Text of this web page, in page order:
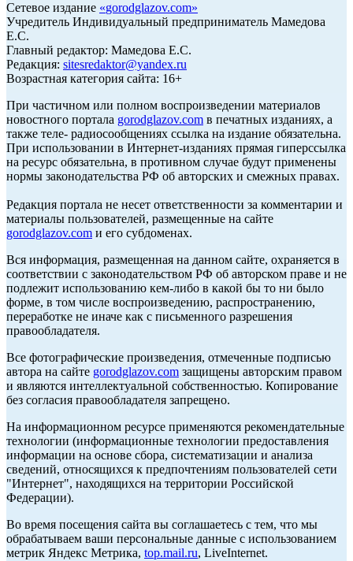
Сетевое издание «gorodglazov.com»
Учредитель Индивидуальный предприниматель Мамедова
Е.С.
Главный редактор: Мамедова Е.С.
Редакция: sitesredaktor@yandex.ru
Возрастная категория сайта: 16+
При частичном или полном воспроизведении материалов
новостного портала gorodglazov.com в печатных изданиях, а
также теле- радиосообщениях ссылка на издание обязательна.
При использовании в Интернет-изданиях прямая гиперссылка
на ресурс обязательна, в противном случае будут применены
нормы законодательства РФ об авторских и смежных правах.
Редакция портала не несет ответственности за комментарии и
материалы пользователей, размещенные на сайте
gorodglazov.com и его субдоменах.
Вся информация, размещенная на данном сайте, охраняется в
соответствии с законодательством РФ об авторском праве и не
подлежит использованию кем-либо в какой бы то ни было
форме, в том числе воспроизведению, распространению,
переработке не иначе как с письменного разрешения
правообладателя.
Все фотографические произведения, отмеченные подписью
автора на сайте gorodglazov.com защищены авторским правом
и являются интеллектуальной собственностью. Копирование
без согласия правообладателя запрещено.
На информационном ресурсе применяются рекомендательные
технологии (информационные технологии предоставления
информации на основе сбора, систематизации и анализа
сведений, относящихся к предпочтениям пользователей сети
"Интернет", находящихся на территории Российской
Федерации).
Во время посещения сайта вы соглашаетесь с тем, что мы
обрабатываем ваши персональные данные с использованием
метрик Яндекс Метрика, top.mail.ru, LiveInternet.